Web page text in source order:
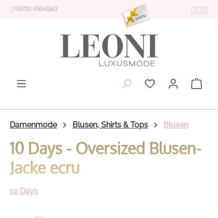
Zum Hauptinhalt springen
05731 2594343
Du hast 0
Damenmode Blusen, Shirts & Tops Blusen
10 Days - Oversized Blusen-
Jacke ecru
10 Days